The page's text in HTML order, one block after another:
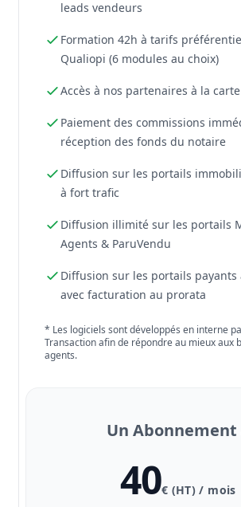
leads vendeurs
Formation 42h à tarifs
Qualiopi (6 modules au choix)
Accès à nos partenaires à la carte
Paiement des commissions
réception des fonds du notaire
Diffusion sur les portails
à fort trafic
Diffusion illimité sur les portails
Agents & ParuVendu
Diffusion sur les portails payants
avec facturation au prorata
* Les logiciels sont développés en interne
Transaction afin de répondre au mieux aux
agents.
Un Abonnement
40€ (HT) / mois